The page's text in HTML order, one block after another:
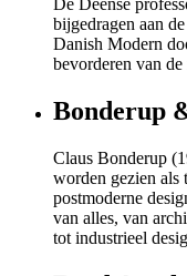
De Deense
bijgedragen aan
Danish Modern
bevorderen van de
Bonderup
Claus Bonderup
worden gezien als
postmoderne
van alles, van
tot industrieel